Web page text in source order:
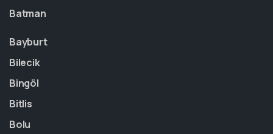
Batman
Bayburt
Bilecik
Bingöl
Bitlis
Bolu